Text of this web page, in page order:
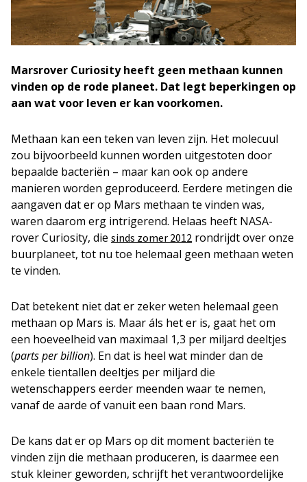
Marsrover Curiosity heeft geen methaan kunnen
vinden op de rode planeet. Dat legt beperkingen op
aan wat voor leven er kan voorkomen.
Methaan kan een teken van leven zijn. Het molecuul
zou bijvoorbeeld kunnen worden uitgestoten door
bepaalde bacteriën – maar kan ook op andere
manieren worden geproduceerd. Eerdere metingen die
aangaven dat er op Mars methaan te vinden was,
waren daarom erg intrigerend. Helaas heeft NASA-
rover Curiosity, die sinds zomer 2012 rondrijdt over onze
buurplaneet, tot nu toe helemaal geen methaan weten
te vinden.
Dat betekent niet dat er zeker weten helemaal geen
methaan op Mars is. Maar áls het er is, gaat het om
een hoeveelheid van maximaal 1,3 per miljard deeltjes
(parts per billion). En dat is heel wat minder dan de
enkele tientallen deeltjes per miljard die
wetenschappers eerder meenden waar te nemen,
vanaf de aarde of vanuit een baan rond Mars.
De kans dat er op Mars op dit moment bacteriën te
vinden zijn die methaan produceren, is daarmee een
stuk kleiner geworden, schrijft het verantwoordelijke